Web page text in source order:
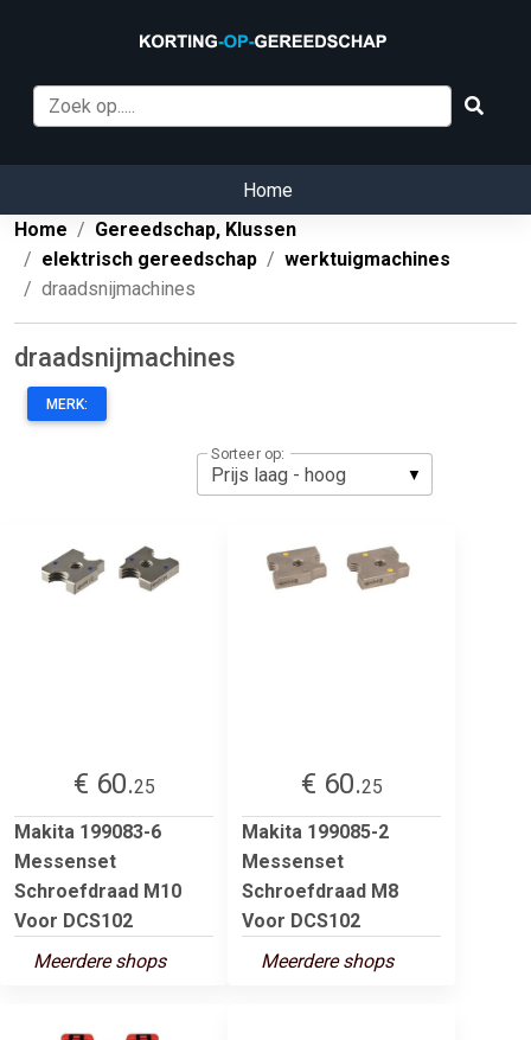
Home
Home
Gereedschap, Klussen
elektrisch gereedschap
werktuigmachines
draadsnijmachines
draadsnijmachines
MERK:
Sorteer op:
€ 60.25
Makita 199083-6
Messenset
Schroefdraad M10
Voor DCS102
Meerdere shops
€ 60.25
Makita 199085-2
Messenset
Schroefdraad M8
Voor DCS102
Meerdere shops